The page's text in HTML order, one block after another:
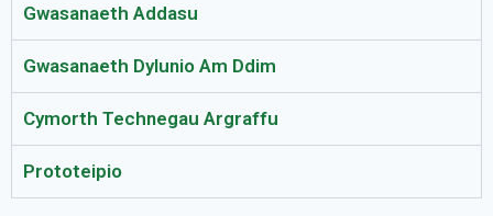
Gwasanaeth Addasu
Gwasanaeth Dylunio Am Ddim
Cymorth Technegau Argraffu
Prototeipio